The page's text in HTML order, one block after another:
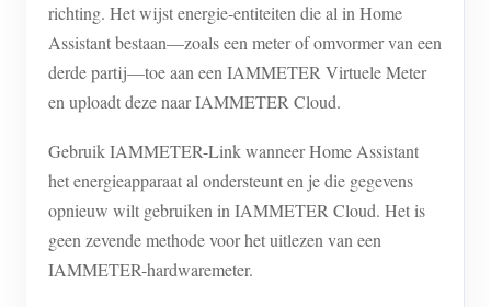
richting. Het wijst energie-entiteiten die al in Home
Assistant bestaan—zoals een meter of omvormer van een
derde partij—toe aan een IAMMETER Virtuele Meter
en uploadt deze naar IAMMETER Cloud.
Gebruik IAMMETER-Link wanneer Home Assistant
het energieapparaat al ondersteunt en je die gegevens
opnieuw wilt gebruiken in IAMMETER Cloud. Het is
geen zevende methode voor het uitlezen van een
IAMMETER-hardwaremeter.